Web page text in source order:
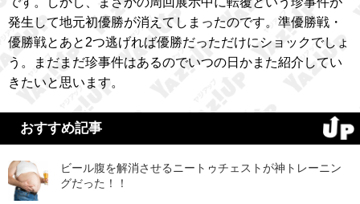
発生して地元初優勝が消えてしまったのです。準優勝戦・
優勝戦とあと2つ逃げれば優勝だっただけにショックでしょ
う。まだまだ珍事件はあるのでいつの日かまた紹介してい
きたいと思います。
おすすめ記事
ビール腹を解消させるニートゥチェストが神トレーニン
グだった！！